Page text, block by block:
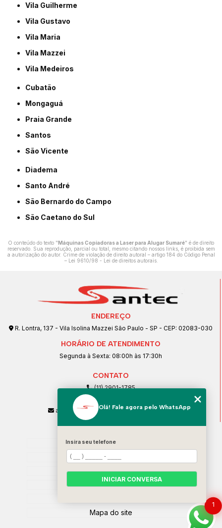
Vila Guilherme
Vila Gustavo
Vila Maria
Vila Mazzei
Vila Medeiros
Cubatão
Mongaguá
Praia Grande
Santos
São Vicente
Diadema
Santo André
São Bernardo do Campo
São Caetano do Sul
O conteúdo do texto "Máquinas Copiadoras a Laser para Alugar Sumaré" é de direito
reservado. Sua reprodução, parcial ou total, mesmo citando nossos links, é proibida sem
a autorização do autor. Crime de violação de direito autoral – artigo 184 do Código Penal
– Lei 9610/98 - Lei de direitos autorais.
ENDEREÇO
R. Lontra, 137 - Vila Isolina Mazzei São Paulo - SP - CEP: 02083-030
HORÁRIO DE ATENDIMENTO
Segunda à Sexta: 08:00h às 17:30h
CONTATO
(11) 2901-1785
(11) 99239-1832
atendimento@santeccopiadoras.com.br
Home
Empresa
SERVIÇOS
Contato
Mapa do site
1
Olá! Fale agora pelo WhatsApp
Insira seu telefone
INICIAR CONVERSA